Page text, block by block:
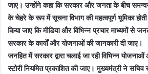
जाए। उन्होंने कहा कि सरकार और जनता के बीच
के चेहरे के रूप में सूचना विभाग की महत्वपूर्ण भूमिका होती
किया जाए कि मीडिया और विभिन्न प्रचार माध्यमों से
सरकार के कार्यों और योजनाओं की जानकारी दी जाए।
जनहित में सरकार द्वारा चलाई जा रही विभिन्न
स्टोरी नियमित प्रकाशित की जाए। मुख्यमंत्री ने सचिव